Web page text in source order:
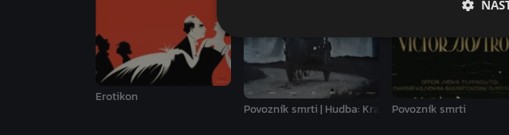
Erotikon
Povozník smrti | Hudba: Kragrowargkomn a Jori
Povozník smrti